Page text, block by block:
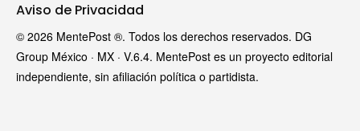
Aviso de Privacidad
© 2026 MentePost ®. Todos los derechos reservados. DG
Group México · MX · V.6.4. MentePost es un proyecto editorial
independiente, sin afiliación política o partidista.